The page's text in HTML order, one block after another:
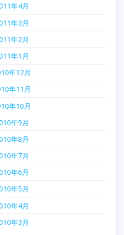
年4月
年3月
年2月
年1月
年12月
年11月
年10月
年9月
年8月
年7月
年6月
年5月
年4月
年3月